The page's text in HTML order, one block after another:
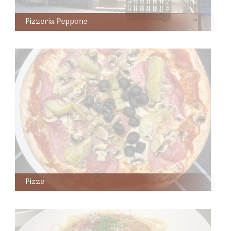
Pizzeria Peppone
Pizze